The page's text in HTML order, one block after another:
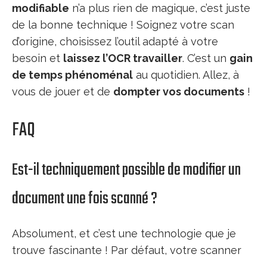
modifiable n’a plus rien de magique, c’est juste
de la bonne technique ! Soignez votre scan
d’origine, choisissez l’outil adapté à votre
besoin et laissez l’OCR travailler. C’est un gain
de temps phénoménal au quotidien. Allez, à
vous de jouer et de dompter vos documents !
FAQ
Est-il techniquement possible de modifier un
document une fois scanné ?
Absolument, et c’est une technologie que je
trouve fascinante ! Par défaut, votre scanner